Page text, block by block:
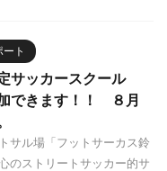
ト
サッカースクール
できます！！ ８月
サル場「フットサーカス鈴
のストリートサッカー的サ